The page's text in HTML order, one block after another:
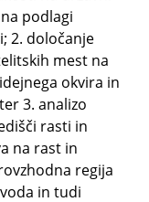
podlagi
2. določanje
mest na
okvira in
3. analizo
rasti in
na rast in
regija
in tudi